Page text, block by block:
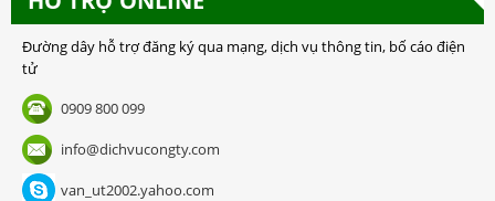
Đường dây hỗ trợ đăng ký qua mạng, dịch vụ thông tin, bố cáo điện
tử
0909 800 099
info@dichvucongty.com
van_ut2002.yahoo.com